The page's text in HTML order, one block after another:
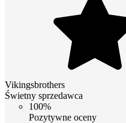
Vikingsbrothers
Świetny sprzedawca
100%
Pozytywne oceny